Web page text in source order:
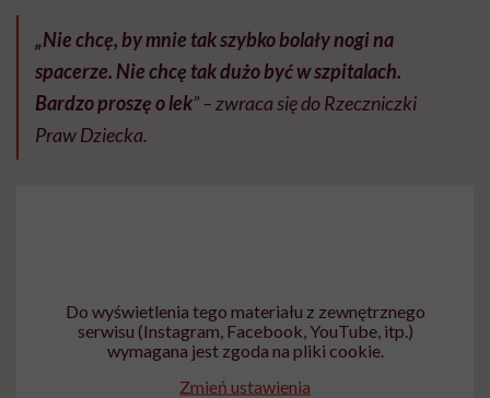
„Nie chcę, by mnie tak szybko bolały nogi na
spacerze. Nie chcę tak dużo być w szpitalach.
Bardzo proszę o lek” – zwraca się do Rzeczniczki
Praw Dziecka.
Do wyświetlenia tego materiału z zewnętrznego
serwisu (Instagram, Facebook, YouTube, itp.)
wymagana jest zgoda na pliki cookie.
Zmień ustawienia